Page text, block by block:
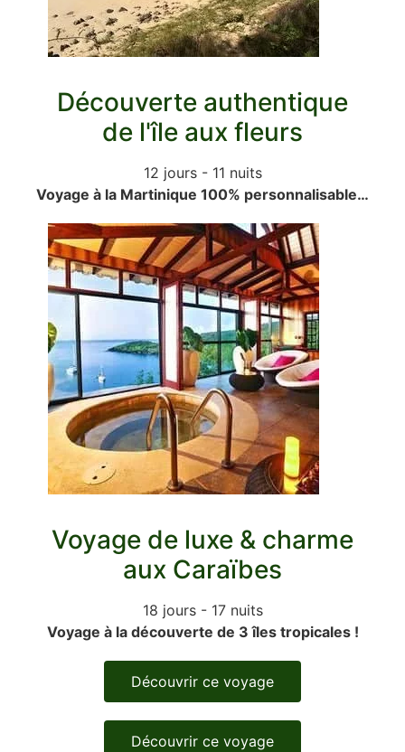
Découverte authentique
de l'île aux fleurs
12 jours - 11 nuits
Voyage à la Martinique 100% personnalisable…
Voyage de luxe & charme
aux Caraïbes
18 jours - 17 nuits
Voyage à la découverte de 3 îles tropicales !
Découvrir ce voyage
Découvrir ce voyage